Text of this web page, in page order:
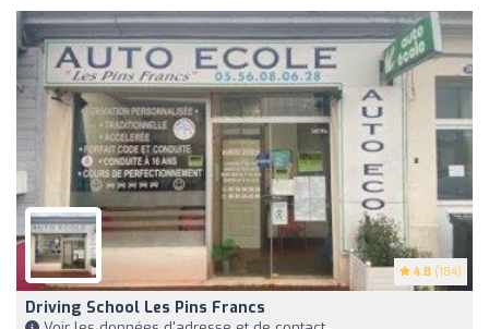
4.8 (184)
Driving School Les Pins Francs